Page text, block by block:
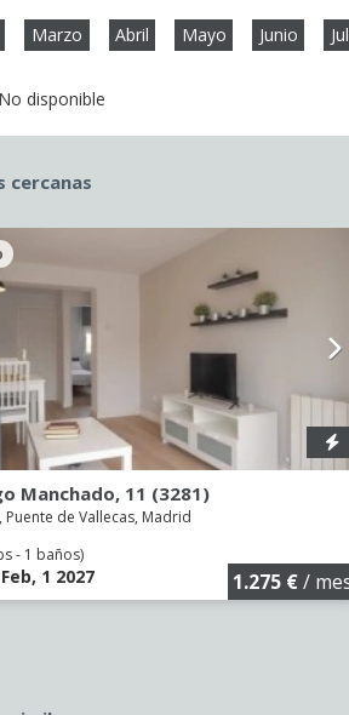
Marzo Abril Mayo Junio
No disponible
cercanas
Manchado, 11 (3281)
Puente de Vallecas, Madrid
- 1 baños)
Feb, 1 2027 1.275 €/